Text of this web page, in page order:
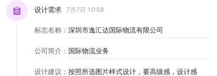
设计需求 7月7日 10:58
标志名称 ： 深圳市逸汇达国际物流有限公司
公司简介 ： 国际物流业务
设计建议 ： 按照所选图片样式设计，要高级感，设计感